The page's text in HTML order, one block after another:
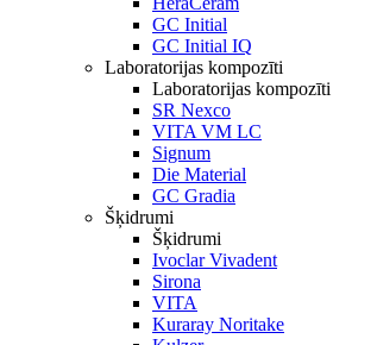
GC Initial
GC Initial IQ
Laboratorijas kompozīti
Laboratorijas kompozīti
SR Nexco
VITA VM LC
Signum
Die Material
GC Gradia
Šķidrumi
Šķidrumi
Ivoclar Vivadent
Sirona
VITA
Kuraray Noritake